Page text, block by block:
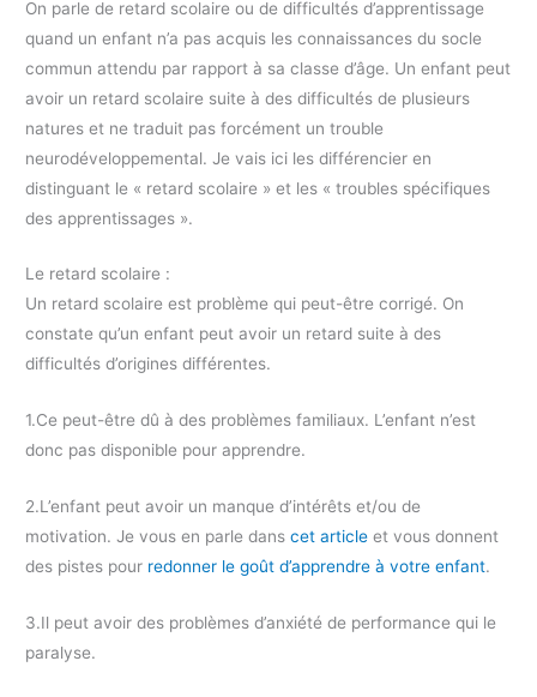
On parle de retard scolaire ou de difficultés d’apprentissage
quand un enfant n’a pas acquis les connaissances du socle
commun attendu par rapport à sa classe d’âge. Un enfant peut
avoir un retard scolaire suite à des difficultés de plusieurs
natures et ne traduit pas forcément un trouble
neurodéveloppemental. Je vais ici les différencier en
distinguant le « retard scolaire » et les « troubles spécifiques
des apprentissages ».
Le retard scolaire :
Un retard scolaire est problème qui peut-être corrigé. On
constate qu’un enfant peut avoir un retard suite à des
difficultés d’origines différentes.
1.Ce peut-être dû à des problèmes familiaux. L’enfant n’est
donc pas disponible pour apprendre.
2.L’enfant peut avoir un manque d’intérêts et/ou de
motivation. Je vous en parle danscet article et vous donnent
des pistes pour redonner le goût d’apprendre à votre enfant.
3.Il peut avoir des problèmes d’anxiété de performance qui le
paralyse.